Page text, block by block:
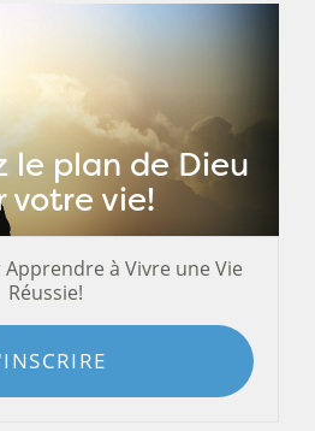
le plan de Dieu
votre vie!
à Vivre une Vie
Réussie!